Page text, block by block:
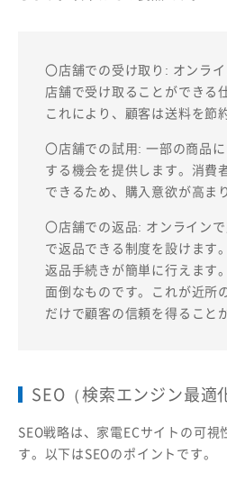
〇店舗での受け取り: オンラ
店舗で受け取ることができる
これにより、顧客は送料を節
〇店舗での試用: 一部の商品
する機会を提供します。消費
できるため、購入意欲が高ま
〇店舗での返品: オンライン
で返品できる制度を設けます
返品手続きが簡単に行えます
面倒なものです。これが近所
だけで顧客の信頼を得ること
SEO（検索エンジン最適
SEO戦略は、家電ECサイトの可
す。以下はSEOのポイントです。